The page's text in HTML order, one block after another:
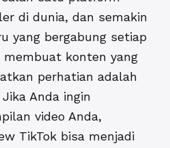
di dunia, dan semakin
yang bergabung setiap
membuat konten yang
perhatian adalah
Anda ingin
video Anda,
TikTok bisa menjadi